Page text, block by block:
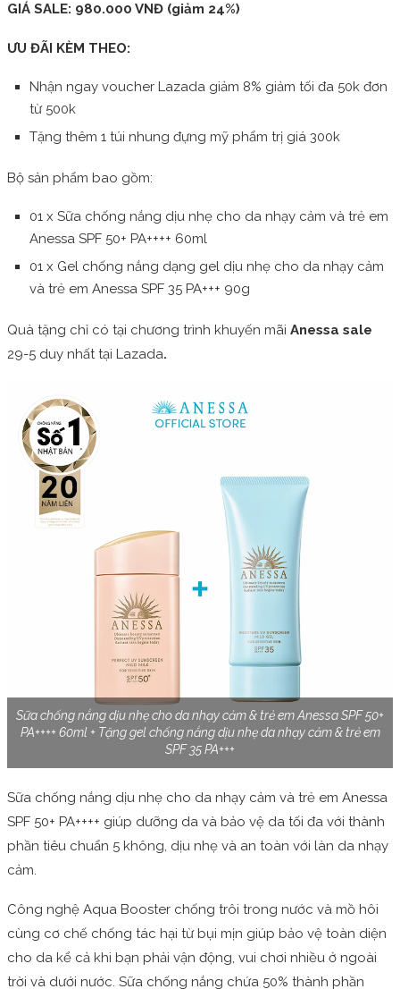
GIÁ SALE: 980.000 VNĐ (giảm 24%)
ƯU ĐÃI KÈM THEO:
Nhận ngay voucher Lazada giảm 8% giảm tối đa 50k đơn
từ 500k
Tặng thêm 1 túi nhung đựng mỹ phẩm trị giá 300k
Bộ sản phẩm bao gồm:
01 x Sữa chống nắng dịu nhẹ cho da nhạy cảm và trẻ em
Anessa SPF 50+ PA++++ 60ml
01 x Gel chống nắng dạng gel dịu nhẹ cho da nhạy cảm
và trẻ em Anessa SPF 35 PA+++ 90g
Quà tặng chỉ có tại chương trình khuyến mãi Anessa sale
29-5 duy nhất tại Lazada.
Sữa chống nắng dịu nhẹ cho da nhạy cảm & trẻ em Anessa SPF 50+
PA++++ 60ml + Tặng gel chống nắng dịu nhẹ da nhạy cảm & trẻ em
SPF 35 PA+++
Sữa chống nắng dịu nhẹ cho da nhạy cảm và trẻ em Anessa
SPF 50+ PA++++ giúp dưỡng da và bảo vệ da tối đa với thành
phần tiêu chuẩn 5 không, dịu nhẹ và an toàn với làn da nhạy
cảm.
Công nghệ Aqua Booster chống trôi trong nước và mồ hôi
cùng cơ chế chống tác hại từ bụi mịn giúp bảo vệ toàn diện
cho da kể cả khi bạn phải vận động, vui chơi nhiều ở ngoài
trời và dưới nước. Sữa chống nắng chứa 50% thành phần